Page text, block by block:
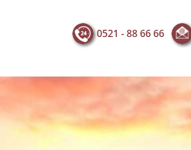
0521 - 88 66 66